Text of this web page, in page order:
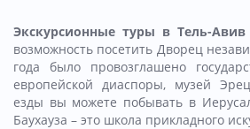
Экскурсионные туры в Тель-
возможность посетить Дворец
года было провозглашено
европейской диаспоры, музей
езды вы можете побывать в
Баухауза – это школа прикладного